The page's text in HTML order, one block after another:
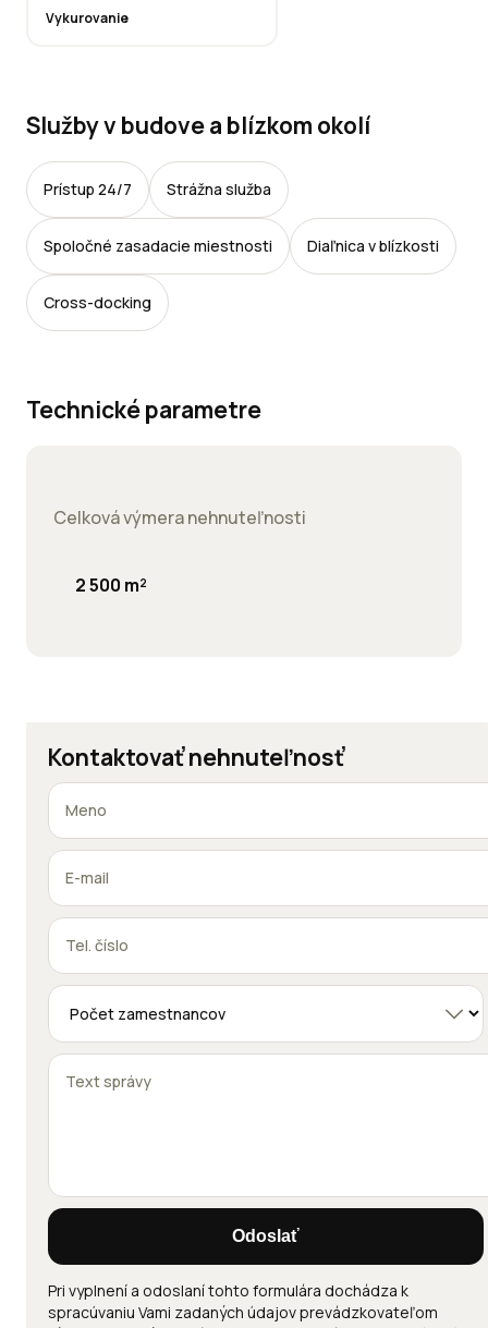
Vykurovanie
Služby v budove a blízkom okolí
Prístup 24/7 Strážna služba
Spoločné zasadacie miestnosti Diaľnica v blízkosti
Cross-docking
Technické parametre
Celková výmera nehnuteľnosti
2 500 m²
Kontaktovať nehnuteľnosť
Odoslať
Pri vyplnení a odoslaní tohto formulára dochádza k
spracúvaniu Vami zadaných údajov prevádzkovateľom